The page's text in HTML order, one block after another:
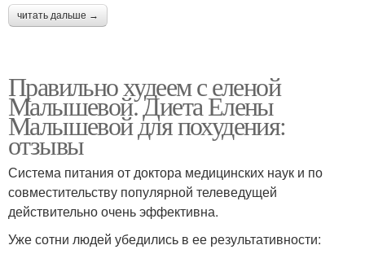
читать дальше →
Правильно худеем с еленой
Малышевой. Диета Елены
Малышевой для похудения:
отзывы
Система питания от доктора медицинских наук и по
совместительству популярной телеведущей
действительно очень эффективна.
Уже сотни людей убедились в ее результативности: